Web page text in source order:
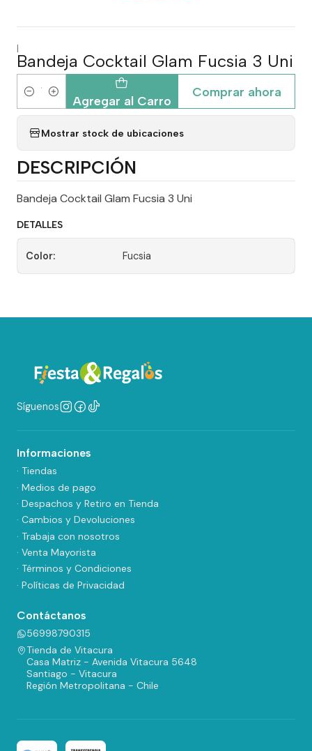
|
Bandeja Cocktail Glam Fucsia 3 Uni
Cantidad Agregar al Carro
Comprar ahora
Mostrar stock de ubicaciones
DESCRIPCIÓN
Bandeja Cocktail Glam Fucsia 3 Uni
DETALLES
Color: Fucsia
Síguenos
Informaciones
· Tiendas
· Medios de pago
· Despachos y Retiro en Tienda
· Cambios y Devoluciones
· Trabaja con nosotros
· Venta Mayorista
· Términos y Condiciones
· Políticas de Privacidad
Contáctanos
56998790315
Tienda de Vitacura
Casa Matriz - Avenida Vitacura 5648
Santiago - Vitacura
Región Metropolitana - Chile